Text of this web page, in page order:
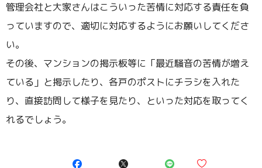
管理会社と大家さんはこういった苦情に対応する責任を負
っていますので、適切に対応するようにお願いしてくださ
い。
その後、マンションの掲示板等に「最近騒音の苦情が増え
ている」と掲示したり、各戸のポストにチラシを入れた
り、直接訪問して様子を見たり、といった対応を取ってく
れるでしょう。